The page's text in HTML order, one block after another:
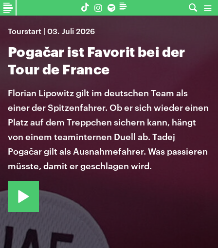
Tourstart | 03. Juli 2026
Pogačar ist Favorit bei der
Tour de France
Florian Lipowitz gilt im deutschen Team als
einer der Spitzenfahrer. Ob er sich wieder einen
Platz auf dem Treppchen sichern kann, hängt
von einem teaminternen Duell ab. Tadej
Pogačar gilt als Ausnahmefahrer. Was passieren
müsste, damit er geschlagen wird.